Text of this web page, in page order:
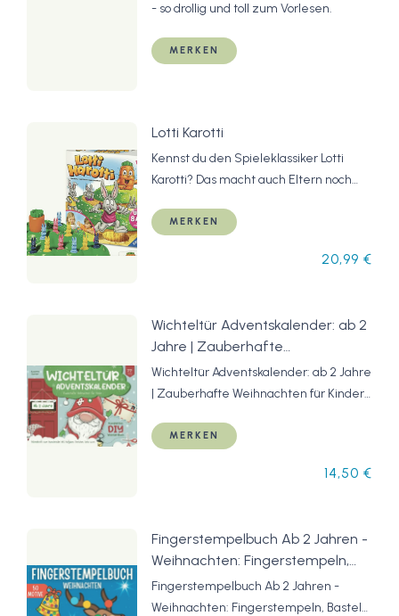
- so drollig und toll zum Vorlesen.
MERKEN
Lotti Karotti
Kennst du den Spieleklassiker Lotti
Karotti? Das macht auch Eltern noch
MERKEN
20,99 €
Wichteltür Adventskalender: ab 2
Jahre | Zauberhafte
Weihnachten für Kinder.
Komplettes DIY Wichtel Buch.
inkl. Aufgaben, Streichen, Deko
u.v.m. : Dorner, Susanne,
Wichteltür Adventskalender: ab 2 Jahre
| Zauberhafte Weihnachten für Kinder.
Wichtelbriefe zum Ausschneiden inkl.
Dorner, Susanne, Bankhofer, Prof.
MERKEN
14,50 €
Fingerstempelbuch Ab 2 Jahren -
Weihnachten: Fingerstempeln,
Basteln und Malen für Mädchen
und Jungen! | Nikolaus Geschenke
Fingerstempelbuch Ab 2 Jahren -
Weihnachten: Fingerstempeln, Basteln